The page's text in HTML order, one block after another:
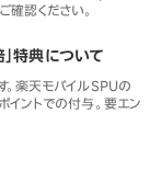
確認ください。
特典について
楽天モバイルSPUの
ントでの付与。要エン